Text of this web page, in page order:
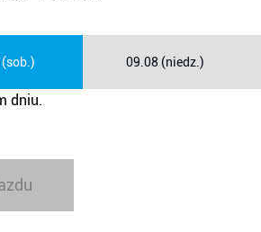
09.08 (niedz.)
dniu.